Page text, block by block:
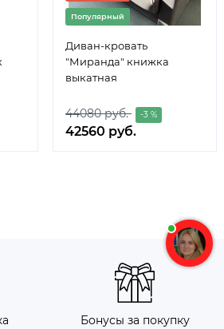
Популярный
Диван-кровать
"Миранда" книжка
выкатная
44080 руб. -3 %
42560 руб.
Бонусы за покупку